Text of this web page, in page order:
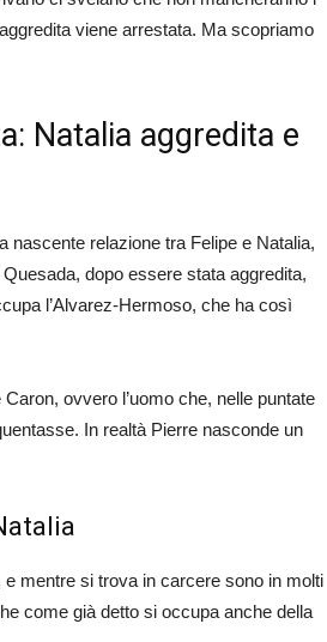
viene arrestata. Ma scopriamo
Natalia aggredita e
nascente relazione tra Felipe e Natalia,
dopo essere stata aggredita,
l’Alvarez-Hermoso, che ha così
ovvero l’uomo che, nelle puntate
In realtà Pierre nasconde un
mentre si trova in carcere sono in molti
come già detto si occupa anche della